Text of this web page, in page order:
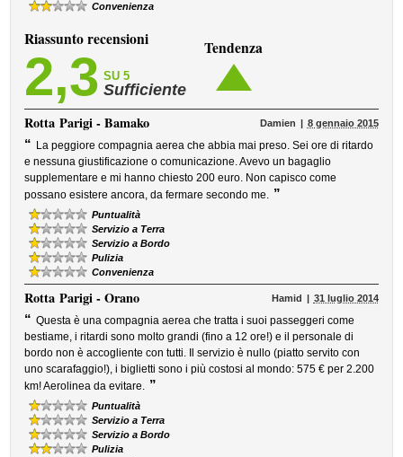
Convenienza
Riassunto recensioni
2,3 SU 5
Sufficiente
Tendenza
RottaParigi - Bamako Damien 8 gennaio 2015
“ La peggiore compagnia aerea che abbia mai preso. Sei ore di ritardo
e nessuna giustificazione o comunicazione. Avevo un bagaglio
supplementare e mi hanno chiesto 200 euro. Non capisco come
possano esistere ancora, da fermare secondo me. ”
Puntualità
Servizio a Terra
Servizio a Bordo
Pulizia
Convenienza
RottaParigi - Orano Hamid 31 luglio 2014
“ Questa è una compagnia aerea che tratta i suoi passeggeri come
bestiame, i ritardi sono molto grandi (fino a 12 ore!) e il personale di
bordo non è accogliente con tutti. Il servizio è nullo (piatto servito con
uno scarafaggio!), i biglietti sono i più costosi al mondo: 575 € per 2.200
km! Aerolinea da evitare. ”
Puntualità
Servizio a Terra
Servizio a Bordo
Pulizia